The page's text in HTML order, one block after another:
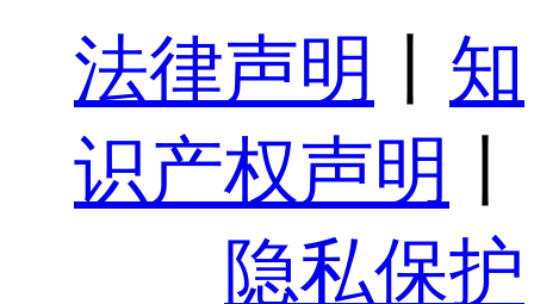
法律声明
知
识产权声明
隐私保护